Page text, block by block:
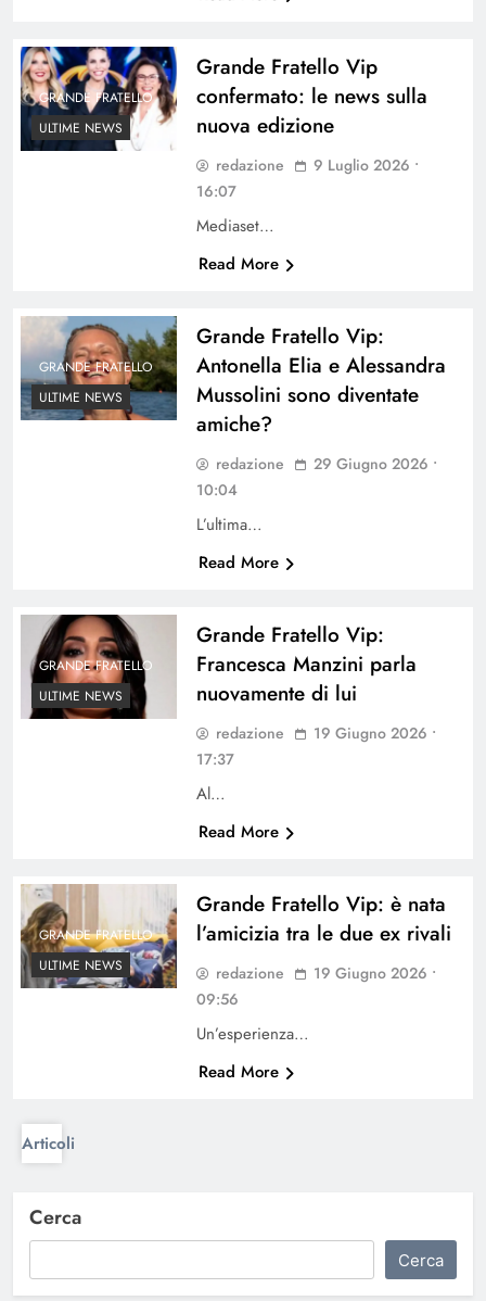
GRANDE FRATELLO
ULTIME NEWS
Grande Fratello Vip
confermato: le news sulla
nuova edizione
redazione
9 Luglio 2026 •
16:07
Mediaset…
Read More
GRANDE FRATELLO
ULTIME NEWS
Grande Fratello Vip:
Antonella Elia e Alessandra
Mussolini sono diventate
amiche?
redazione
29 Giugno 2026 •
10:04
L’ultima…
Read More
GRANDE FRATELLO
ULTIME NEWS
Grande Fratello Vip:
Francesca Manzini parla
nuovamente di lui
redazione
19 Giugno 2026 •
17:37
Al…
Read More
GRANDE FRATELLO
ULTIME NEWS
Grande Fratello Vip: è nata
l’amicizia tra le due ex rivali
redazione
19 Giugno 2026 •
09:56
Un’esperienza…
Read More
Navigazione
Articoli
recenti
Cerca
Cerca